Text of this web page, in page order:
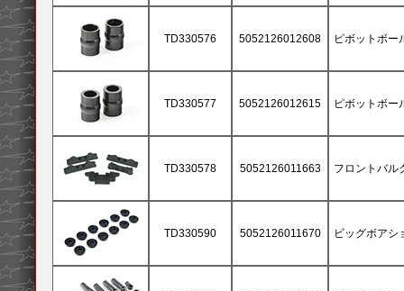
TD330576 5052126012608 ピボットボー
TD330577 5052126012615 ピボットボー
TD330578 5052126011663 フロントバル
TD330590 5052126011670 ビッグボアシ